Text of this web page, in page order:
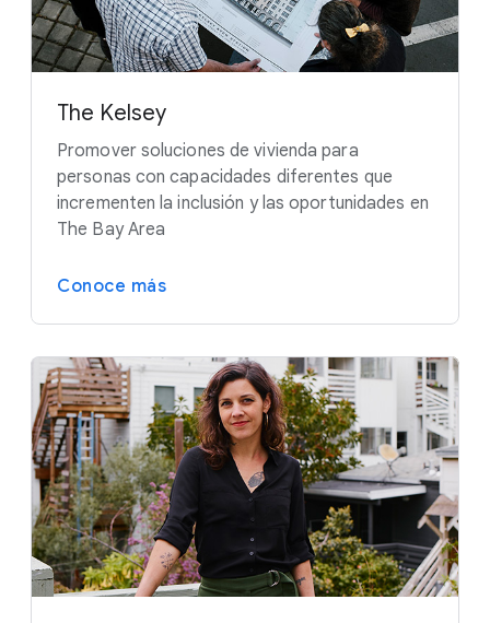
The Kelsey
Promover soluciones de vivienda para
personas con capacidades diferentes que
incrementen la inclusión y las oportunidades en
The Bay Area
Conoce más